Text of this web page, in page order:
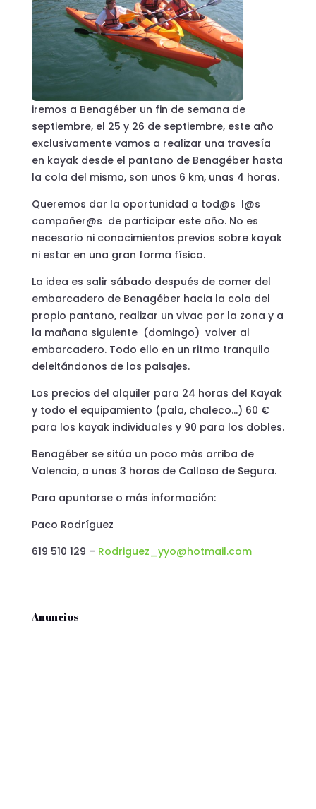
iremos a Benagéber un fin de semana de
septiembre, el 25 y 26 de septiembre, este año
exclusivamente vamos a realizar una travesía
en kayak desde el pantano de Benagéber hasta
la cola del mismo, son unos 6 km, unas 4 horas.
Queremos dar la oportunidad a tod@s l@s
compañer@s de participar este año. No es
necesario ni conocimientos previos sobre kayak
ni estar en una gran forma física.
La idea es salir sábado después de comer del
embarcadero de Benagéber hacia la cola del
propio pantano, realizar un vivac por la zona y a
la mañana siguiente (domingo) volver al
embarcadero. Todo ello en un ritmo tranquilo
deleitándonos de los paisajes.
Los precios del alquiler para 24 horas del Kayak
y todo el equipamiento (pala, chaleco…) 60 €
para los kayak individuales y 90 para los dobles.
Benagéber se sitúa un poco más arriba de
Valencia, a unas 3 horas de Callosa de Segura.
Para apuntarse o más información:
Paco Rodríguez
619 510 129 – Rodriguez_yyo@hotmail.com
Anuncios